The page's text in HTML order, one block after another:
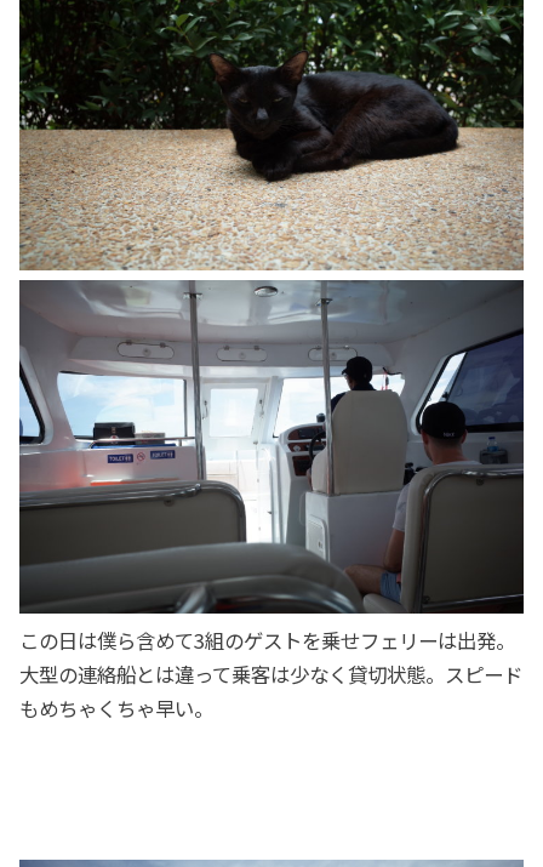
この日は僕ら含めて3組のゲストを乗せフェリーは出発。
大型の連絡船とは違って乗客は少なく貸切状態。スピード
もめちゃくちゃ早い。